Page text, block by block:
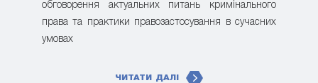
обговорення актуальних питань кримінального
права та практики правозастосування в сучасних
умовах
ЧИТАТИ ДАЛІ